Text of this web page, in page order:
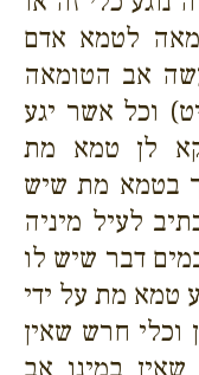
לטמא אדם
אב הטומאה
וכל אשר יגע
לן טמא מת
בטמא מת שיש
לעיל מיניה
דבר שיש לו
טמא מת על ידי
וכלי חרש שאין